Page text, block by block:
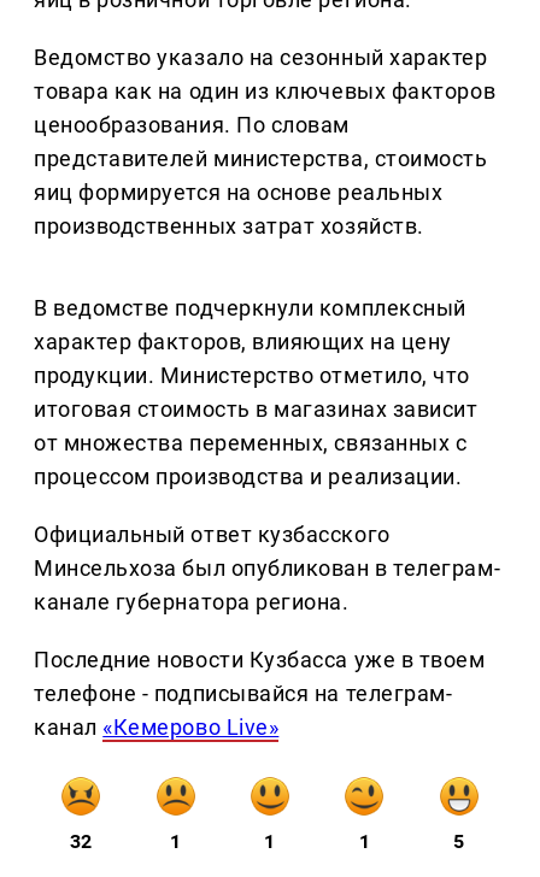
Ведомство указало на сезонный характер
товара как на один из ключевых факторов
ценообразования. По словам
представителей министерства, стоимость
яиц формируется на основе реальных
производственных затрат хозяйств.
В ведомстве подчеркнули комплексный
характер факторов, влияющих на цену
продукции. Министерство отметило, что
итоговая стоимость в магазинах зависит
от множества переменных, связанных с
процессом производства и реализации.
Официальный ответ кузбасского
Минсельхоза был опубликован в телеграм-
канале губернатора региона.
Последние новости Кузбасса уже в твоем
телефоне - подписывайся на телеграм-
канал «Кемерово Live»
32 1 1 1 5